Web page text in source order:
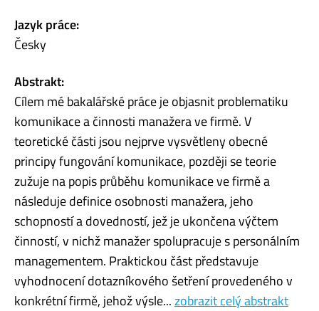
Jazyk práce:
Česky
Abstrakt:
Cílem mé bakalářské práce je objasnit problematiku
komunikace a činnosti manažera ve firmě. V
teoretické části jsou nejprve vysvětleny obecné
principy fungování komunikace, později se teorie
zužuje na popis průběhu komunikace ve firmě a
následuje definice osobnosti manažera, jeho
schopností a dovedností, jež je ukončena výčtem
činností, v nichž manažer spolupracuje s personálním
managementem. Praktickou část představuje
vyhodnocení dotazníkového šetření provedeného v
konkrétní firmě, jehož výsle...zobrazit celý abstrakt